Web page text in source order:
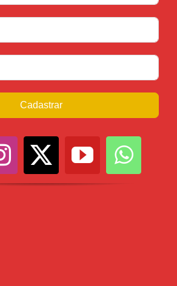
Cadastrar